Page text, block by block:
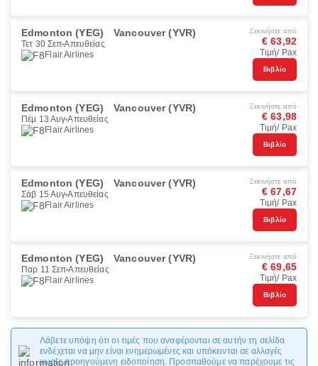
Edmonton (YEG) Vancouver (YVR)
Τετ 30 Σεπ Απευθείας
Flair Airlines
Ξεκινήστε από
€ 63,92
Τιμή/ Pax
Βιβλίο
Edmonton (YEG) Vancouver (YVR)
Πέμ 13 Αυγ Απευθείας
Flair Airlines
Ξεκινήστε από
€ 63,98
Τιμή/ Pax
Βιβλίο
Edmonton (YEG) Vancouver (YVR)
Σάβ 15 Αυγ Απευθείας
Flair Airlines
Ξεκινήστε από
€ 67,67
Τιμή/ Pax
Βιβλίο
Edmonton (YEG) Vancouver (YVR)
Παρ 11 Σεπ Απευθείας
Flair Airlines
Ξεκινήστε από
€ 69,65
Τιμή/ Pax
Βιβλίο
Λάβετε υπόψη ότι οι τιμές που αναφέρονται σε αυτήν τη σελίδα
ενδέχεται να μην είναι ενημερωμένες και υπόκεινται σε αλλαγές
χωρίς προηγούμενη ειδοποίηση. Προσπαθούμε να παρέχουμε τις